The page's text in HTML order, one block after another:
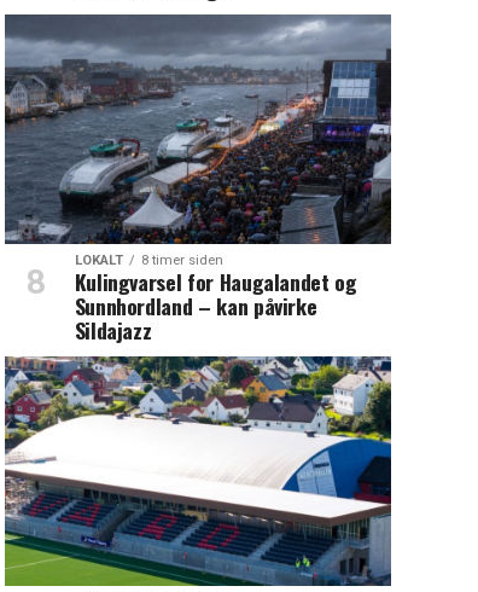
LOKALT 8 timer siden
Kulingvarsel for Haugalandet og
Sunnhordland – kan påvirke
Sildajazz